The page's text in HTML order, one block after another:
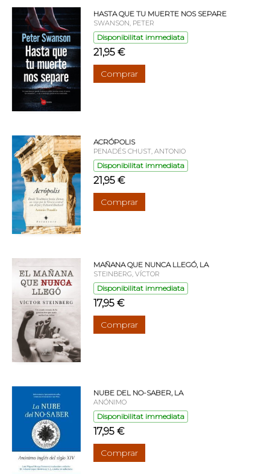
HASTA QUE TU MUERTE NOS SEPARE
SWANSON, PETER
Disponibilitat immediata
21,95 €
Comprar
ACRÓPOLIS
PENADÉS CHUST, ANTONIO
Disponibilitat immediata
21,95 €
Comprar
MAÑANA QUE NUNCA LLEGÓ, LA
STEINBERG, VÍCTOR
Disponibilitat immediata
17,95 €
Comprar
NUBE DEL NO-SABER, LA
ANÓNIMO
Disponibilitat immediata
17,95 €
Comprar